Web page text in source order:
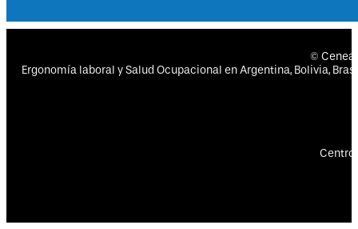
©
Ergonomía laboral y Salud Ocupacional en Argentina, Bolivia,
Centro